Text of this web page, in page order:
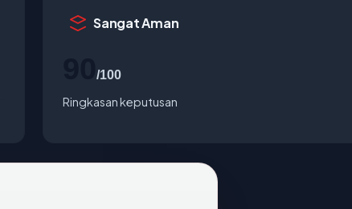
Sangat Aman
/100
Ringkasan keputusan